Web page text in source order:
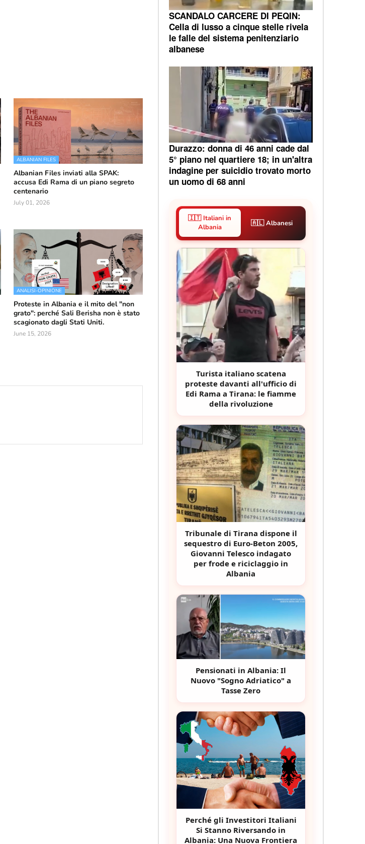
ALBANIAN FILES
Albanian Files inviati alla SPAK:
accusa Edi Rama di un piano segreto
centenario
July 01, 2026
ANALISI-OPINIONE
Proteste in Albania e il mito del "non
grato": perché Sali Berisha non è stato
scagionato dagli Stati Uniti.
June 15, 2026
SCANDALO CARCERE DI PEQIN:
Cella di lusso a cinque stelle rivela
le falle del sistema penitenziario
albanese
Durazzo: donna di 46 anni cade dal
5° piano nel quartiere 18; in un'altra
indagine per suicidio trovato morto
un uomo di 68 anni
🇮🇹 Italiani in
Albania
🇦🇱 Albanesi
Turista italiano scatena
proteste davanti all'ufficio di
Edi Rama a Tirana: le fiamme
della rivoluzione
Tribunale di Tirana dispone il
sequestro di Euro-Beton 2005,
Giovanni Telesco indagato
per frode e riciclaggio in
Albania
Pensionati in Albania: Il
Nuovo "Sogno Adriatico" a
Tasse Zero
Perché gli Investitori Italiani
Si Stanno Riversando in
Albania: Una Nuova Frontiera